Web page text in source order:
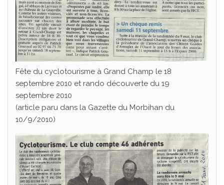
Fête du cyclotourisme à Grand Champ le 18
septembre 2010 et rando découverte du 19
septembre 2010
(article paru dans la Gazette du Morbihan du
10/9/2010)